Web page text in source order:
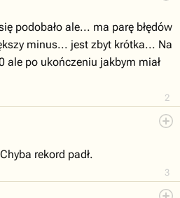
2
podobało ale... ma parę błędów
minus... jest zbyt krótka... Na
ale po ukończeniu jakbym miał
3
rekord padł.